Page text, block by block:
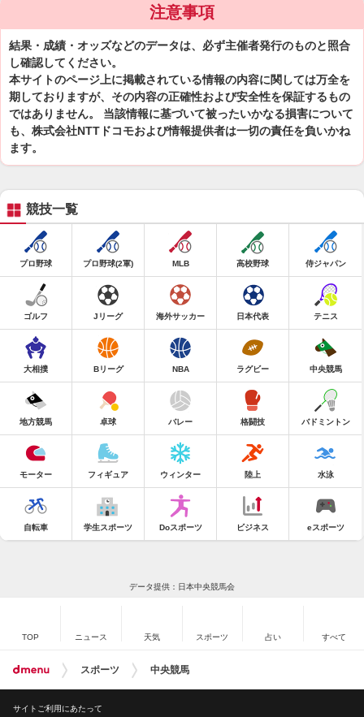
注意事項
結果・成績・オッズなどのデータは、必ず主催者発行のものと照合
し確認してください。
本サイトのページ上に掲載されている情報の内容に関しては万全を
期しておりますが、その内容の正確性および安全性を保証するもの
ではありません。 当該情報に基づいて被ったいかなる損害について
も、株式会社NTTドコモおよび情報提供者は一切の責任を負いかね
ます。
競技一覧
プロ野球 プロ野球(2軍) MLB 高校野球 侍ジャパン
ゴルフ Jリーグ 海外サッカー 日本代表 テニス
大相撲 Bリーグ NBA ラグビー 中央競馬
地方競馬 卓球 バレー 格闘技 バドミントン
モーター フィギュア ウィンター 陸上 水泳
自転車 学生スポーツ Doスポーツ ビジネス eスポーツ
データ提供：日本中央競馬会
TOP ニュース 天気 スポーツ 占い すべて
スポーツ 中央競馬
サイトご利用にあたって